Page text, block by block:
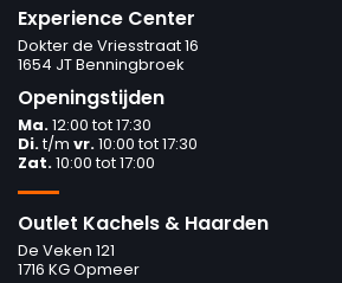
Experience Center
Dokter de Vriesstraat 16
1654 JT Benningbroek
Openingstijden
Ma.12:00 tot 17:30
Di.t/m vr.10:00 tot 17:30
Zat.10:00 tot 17:00
Outlet Kachels & Haarden
De Veken 121
1716 KG Opmeer